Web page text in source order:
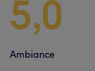
5,0
Ambiance